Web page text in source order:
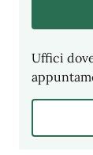
Uffici